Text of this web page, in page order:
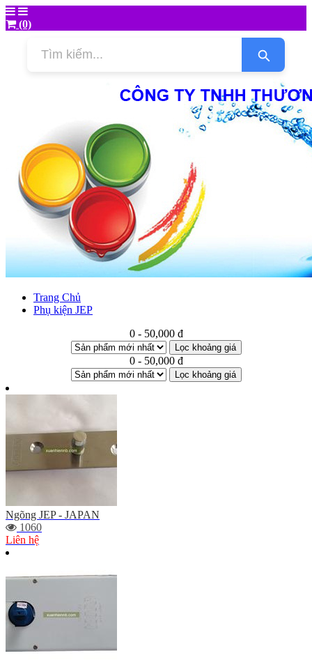
(0)
Trang Chủ
Phụ kiện JEP
0 - 50,000 đ
Lọc khoảng giá
0 - 50,000 đ
Lọc khoảng giá
Ngõng JEP - JAPAN
1060
Liên hệ